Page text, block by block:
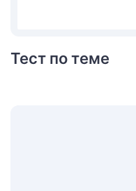
Тест по теме